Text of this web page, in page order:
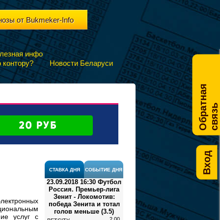
Вход
О
б
р
а
т
н
а
я
с
в
я
зь
от Bukmeker-Info
инфо
Новости Беларуси
услуг с
СТАВКА ДНЯ СОБЫТИЕ ДНЯ
23.09.2018 16:30 Футбол
Россия. Премьер-лига
Зенит - Локомотив:
победа Зенита и тотал
голов меньше (3.5)